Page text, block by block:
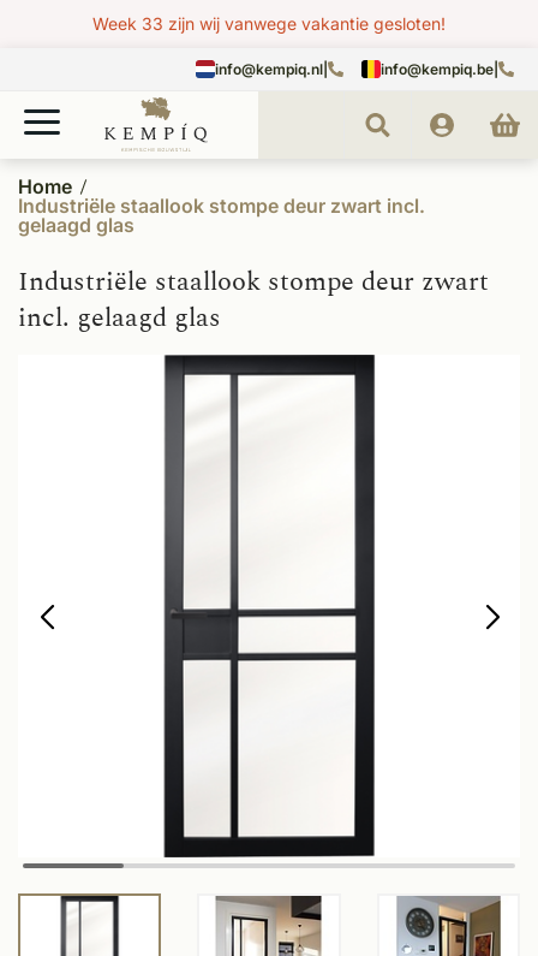
Week 33 zijn wij vanwege vakantie gesloten!
info@kempiq.nl info@kempiq.be
Home
Industriële staallook stompe deur zwart incl.
gelaagd glas
Industriële staallook stompe deur zwart
incl. gelaagd glas